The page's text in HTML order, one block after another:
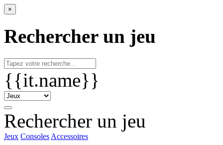
×
Rechercher un jeu
{{it.name}}
Rechercher un jeu
Jeux Consoles Accessoires